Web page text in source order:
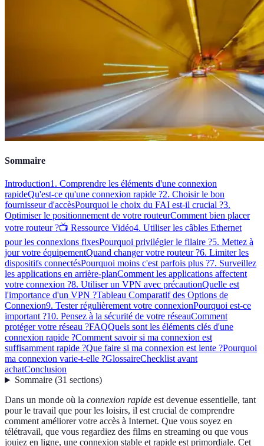
Sommaire
Introduction1. Comprendre les éléments d'une connexion
rapideQu'est-ce qu'une connexion rapide ?2. Choisir le bon
fournisseur d'accèsPourquoi le choix du FAI est-il crucial ?3.
Optimiser le positionnement de votre routeurComment bien placer
votre routeur ?📺 Ressource Vidéo4. Utiliser les câbles Ethernet
pour les connexions fixesPourquoi privilégier le filaire ?5. Mettez à
jour votre équipementQuand changer votre routeur ?6. Limiter les
dispositifs connectésPourquoi moins c'est parfois plus ?7. Surveillez
les applications en arrière-planComment les applications affectent
votre connexion ?8. Utiliser un VPN avec précautionQuelle est
l'importance d'un VPN ?Tableau Comparatif des Options de
Connexion9. Tester régulièrement votre connexionPourquoi est-ce
important ?10. Pensez à la sécurité de votre réseauComment
protéger votre réseau ?FAQQuels sont les éléments clés d'une
connexion rapide ?Comment savoir si ma connexion est
suffisamment rapide ?Que faire si ma connexion est lente ?Pourquoi
ma connexion varie-t-elle ?GlossaireChecklist avant
achatConclusion
Sommaire(31 sections)
Dans un monde où la connexion rapide est devenue essentielle, tant
pour le travail que pour les loisirs, il est crucial de comprendre
comment améliorer votre accès à Internet. Que vous soyez en
télétravail, que vous regardiez des films en streaming ou que vous
jouiez en ligne, une connexion stable et rapide est primordiale. Cet